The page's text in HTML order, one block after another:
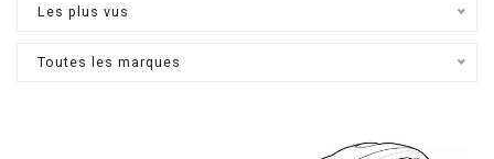
Les plus vus
Toutes les marques